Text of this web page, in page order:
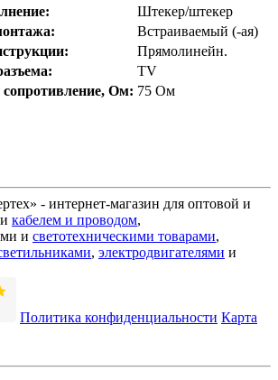
Штекер/штекер
Встраиваемый (-ая)
Прямолинейн.
TV
Ом: 75 Ом
- интернет-магазин для оптовой и
кабелем и проводом,
и светотехническими товарами,
, электродвигателями и
Политика конфиденциальности Карта